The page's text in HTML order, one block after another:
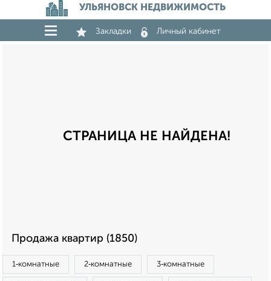
УЛЬЯНОВСК НЕДВИЖИМОСТЬ
Закладки Личный кабинет
СТРАНИЦА НЕ НАЙДЕНА!
Продажа квартир (1850)
1‑комнатные 2‑комнатные 3‑комнатные